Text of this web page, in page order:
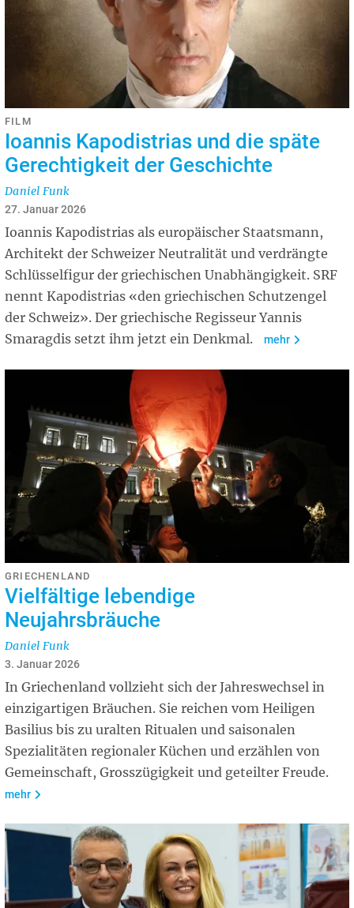
FILM
Ioannis Kapodistrias und die späte
Gerechtigkeit der Geschichte
Daniel Funk
27. Januar 2026
Ioannis Kapodistrias als europäischer Staatsmann,
Architekt der Schweizer Neutralität und verdrängte
Schlüsselfigur der griechischen Unabhängigkeit. SRF
nennt Kapodistrias «den griechischen Schutzengel
der Schweiz». Der griechische Regisseur Yannis
Smaragdis setzt ihm jetzt ein Denkmal.
mehr
GRIECHENLAND
Vielfältige lebendige
Neujahrsbräuche
Daniel Funk
3. Januar 2026
In Griechenland vollzieht sich der Jahreswechsel in
einzigartigen Bräuchen. Sie reichen vom Heiligen
Basilius bis zu uralten Ritualen und saisonalen
Spezialitäten regionaler Küchen und erzählen von
Gemeinschaft, Grosszügigkeit und geteilter Freude.
mehr